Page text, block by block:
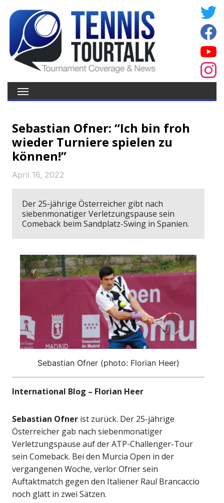
Sebastian Ofner: “Ich bin froh
wieder Turniere spielen zu
können!”
April 16, 2022
Der 25-jährige Österreicher gibt nach
siebenmonatiger Verletzungspause sein
Comeback beim Sandplatz-Swing in Spanien.
Sebastian Ofner (photo: Florian Heer)
International Blog – Florian Heer
Sebastian Ofner ist zurück. Der 25-jährige
Österreicher gab nach siebenmonatiger
Verletzungspause auf der ATP-Challenger-Tour
sein Comeback. Bei den Murcia Open in der
vergangenen Woche, verlor Ofner sein
Auftaktmatch gegen den Italiener Raul Brancaccio
noch glatt in zwei Sätzen.